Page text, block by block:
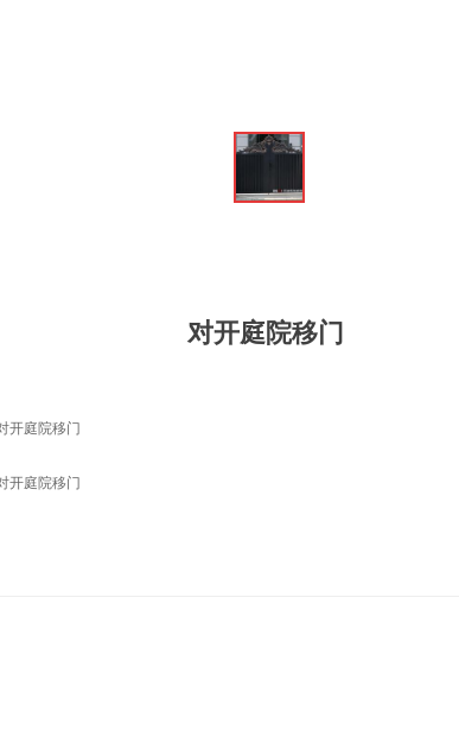
对开庭院移门
开庭院移门
开庭院移门